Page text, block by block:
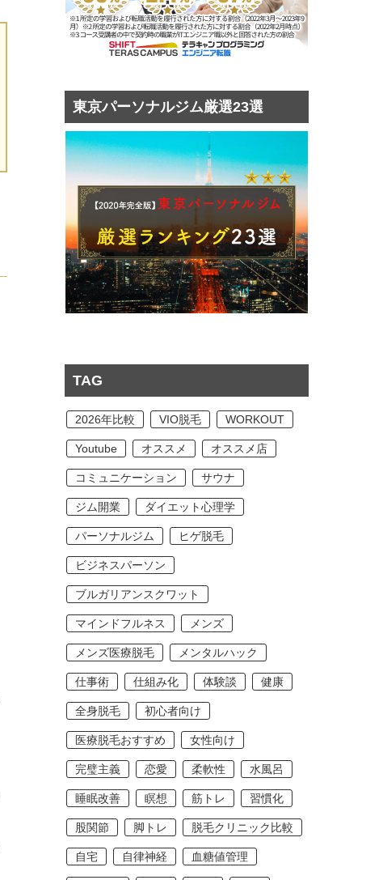
東京パーソナルジム厳選23選
TAG
2026年比較 VIO脱毛 WORKOUT
Youtube オススメ オススメ店
コミュニケーション サウナ
ジム開業 ダイエット心理学
パーソナルジム ヒゲ脱毛
ビジネスパーソン
ブルガリアンスクワット
マインドフルネス メンズ
メンズ医療脱毛 メンタルハック
仕事術 仕組み化 体験談 健康
全身脱毛 初心者向け
医療脱毛おすすめ 女性向け
完璧主義 恋愛 柔軟性 水風呂
睡眠改善 瞑想 筋トレ 習慣化
股関節 脚トレ 脱毛クリニック比較
自宅 自律神経 血糖値管理